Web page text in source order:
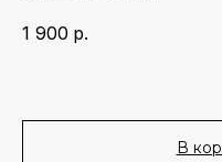
1 900 р.
В